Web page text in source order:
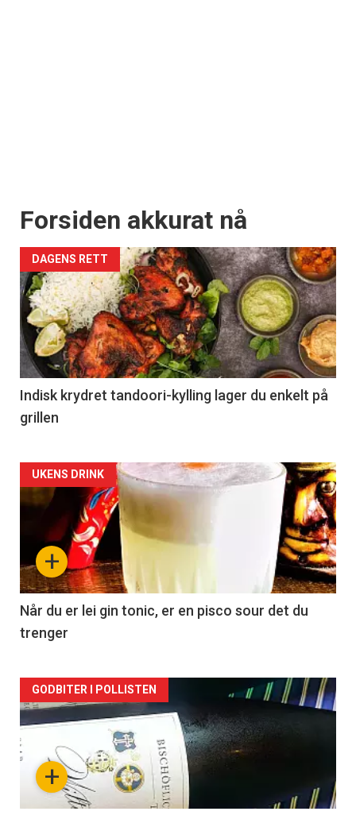
Forsiden akkurat nå
DAGENS RETT
Indisk krydret tandoori-kylling lager du enkelt på
grillen
Forsiden
akkurat
nå
-
2
+
UKENS DRINK
Når du er lei gin tonic, er en pisco sour det du
trenger
Forsiden
akkurat
nå+
GODBITER I POLLISTEN